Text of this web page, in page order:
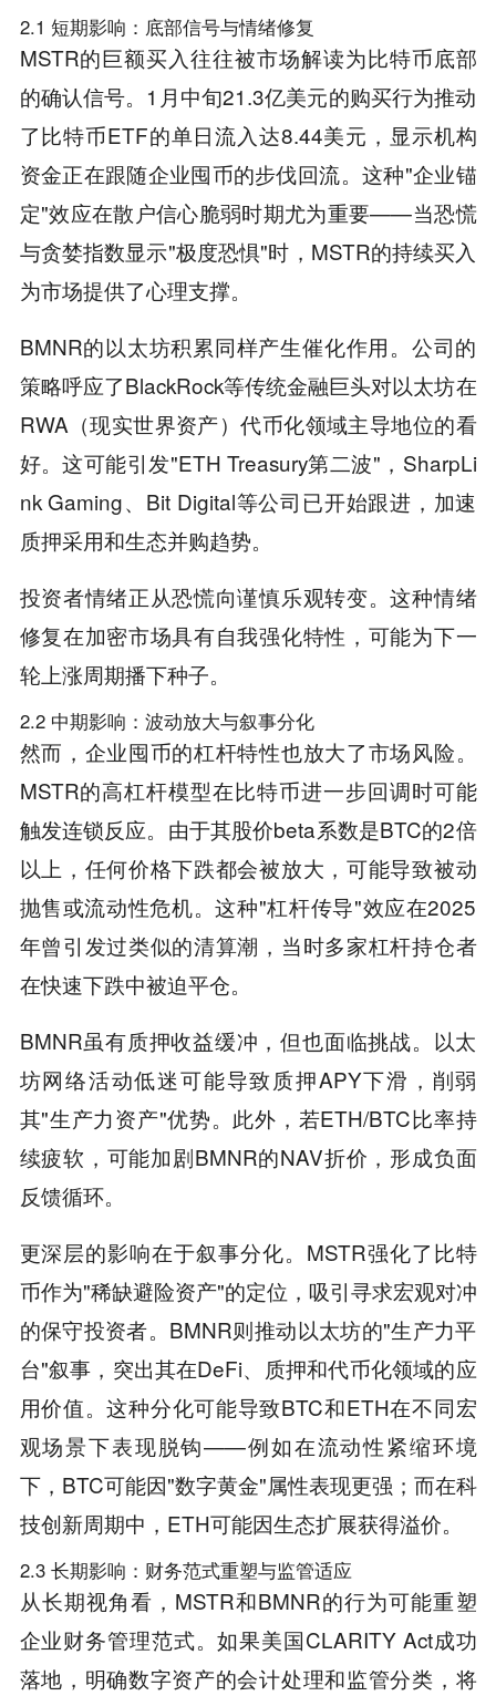
2.1 短期影响：底部信号与情绪修复
MSTR的巨额买入往往被市场解读为比特币底部
的确认信号。1月中旬21.3亿美元的购买行为推动
了比特币ETF的单日流入达8.44美元，显示机构
资金正在跟随企业囤币的步伐回流。这种"企业锚
定"效应在散户信心脆弱时期尤为重要——当恐慌
与贪婪指数显示"极度恐惧"时，MSTR的持续买入
为市场提供了心理支撑。
BMNR的以太坊积累同样产生催化作用。公司的
策略呼应了BlackRock等传统金融巨头对以太坊在
RWA（现实世界资产）代币化领域主导地位的看
好。这可能引发"ETH Treasury第二波"，SharpLi
nk Gaming、Bit Digital等公司已开始跟进，加速
质押采用和生态并购趋势。
投资者情绪正从恐慌向谨慎乐观转变。这种情绪
修复在加密市场具有自我强化特性，可能为下一
轮上涨周期播下种子。
2.2 中期影响：波动放大与叙事分化
然而，企业囤币的杠杆特性也放大了市场风险。
MSTR的高杠杆模型在比特币进一步回调时可能
触发连锁反应。由于其股价beta系数是BTC的2倍
以上，任何价格下跌都会被放大，可能导致被动
抛售或流动性危机。这种"杠杆传导"效应在2025
年曾引发过类似的清算潮，当时多家杠杆持仓者
在快速下跌中被迫平仓。
BMNR虽有质押收益缓冲，但也面临挑战。以太
坊网络活动低迷可能导致质押APY下滑，削弱
其"生产力资产"优势。此外，若ETH/BTC比率持
续疲软，可能加剧BMNR的NAV折价，形成负面
反馈循环。
更深层的影响在于叙事分化。MSTR强化了比特
币作为"稀缺避险资产"的定位，吸引寻求宏观对冲
的保守投资者。BMNR则推动以太坊的"生产力平
台"叙事，突出其在DeFi、质押和代币化领域的应
用价值。这种分化可能导致BTC和ETH在不同宏
观场景下表现脱钩——例如在流动性紧缩环境
下，BTC可能因"数字黄金"属性表现更强；而在科
技创新周期中，ETH可能因生态扩展获得溢价。
2.3 长期影响：财务范式重塑与监管适应
从长期视角看，MSTR和BMNR的行为可能重塑
企业财务管理范式。如果美国CLARITY Act成功
落地，明确数字资产的会计处理和监管分类，将